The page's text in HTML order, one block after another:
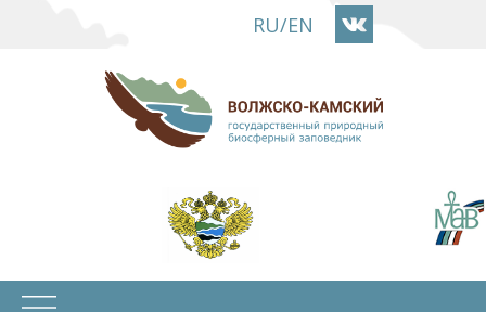
основному
содержанию
RU/EN